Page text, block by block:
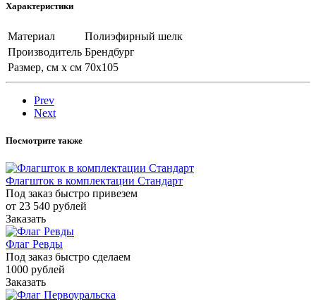
Характеристики
Материал
Полиэфирный шелк
Производитель Брендбург
Размер, см х см 70х105
Prev
Next
Посмотрите также
Флагшток в комплектации Стандарт
Под заказ быстро привезем
от 23 540 рублей
Заказать
Флаг Ревды
Под заказ быстро сделаем
1000 рублей
Заказать